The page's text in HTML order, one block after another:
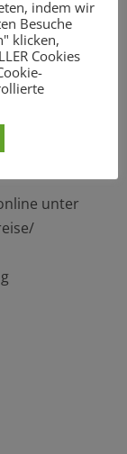
bei der
eingereicht
sollte eine
Kategorie
oder
sind beliebig
unter
indem wir
Besuche
klicken,
Cookies